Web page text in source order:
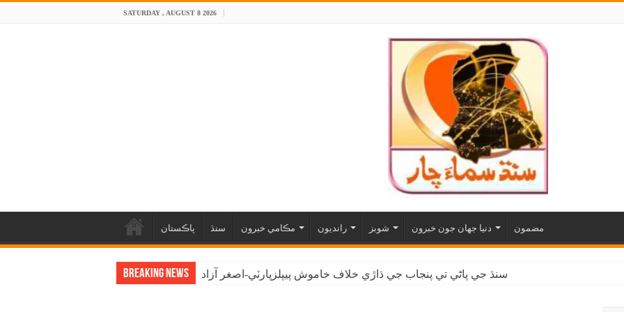
SATURDAY , AUGUST 8 2026
پاڪستان سنڌ مڪامي خبرون رانديون شوبز دنيا جهان جون خبرون مضمون
Breaking News سنڌ جي پاڻي تي پنجاب جي ڌاڙي خلاف خاموش پيپلزپارٽي-اصغر آزاد